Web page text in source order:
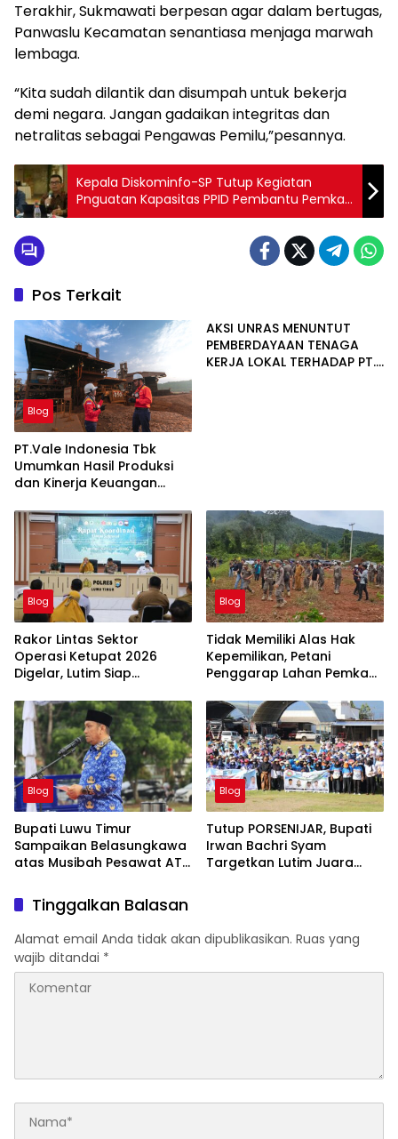
Terakhir, Sukmawati berpesan agar dalam bertugas,
Panwaslu Kecamatan senantiasa menjaga marwah
lembaga.
“Kita sudah dilantik dan disumpah untuk bekerja
demi negara. Jangan gadaikan integritas dan
netralitas sebagai Pengawas Pemilu,”pesannya.
Kepala Diskominfo-SP Tutup Kegiatan
Pnguatan Kapasitas PPID Pembantu Pemkab
Lutim
Pos Terkait
Blog
PT.Vale Indonesia Tbk
Umumkan Hasil Produksi
dan Kinerja Keuangan
AKSI UNRAS MENUNTUT
PEMBERDAYAAN TENAGA
KERJA LOKAL TERHADAP PT.
Blog
Rakor Lintas Sektor
Operasi Ketupat 2026
Digelar, Lutim Siap
Lebaran
Blog
Tidak Memiliki Alas Hak
Kepemilikan, Petani
Penggarap Lahan Pemkab
Ganti Rugi Tanah
Blog
Bupati Luwu Timur
Sampaikan Belasungkawa
atas Musibah Pesawat ATR
Blog
Tutup PORSENIJAR, Bupati
Irwan Bachri Syam
Targetkan Lutim Juara
Tinggalkan Balasan
Alamat email Anda tidak akan dipublikasikan. Ruas yang
wajib ditandai *